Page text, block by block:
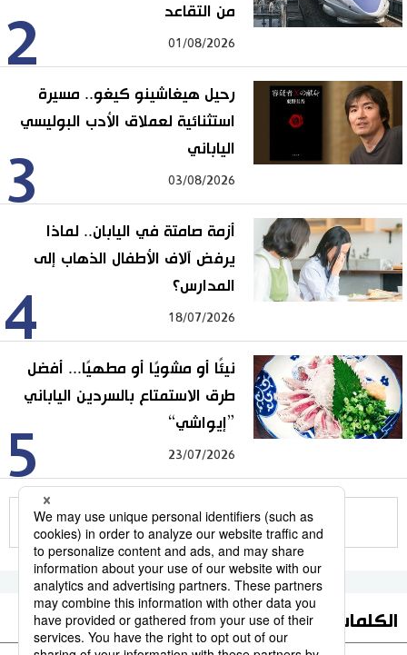
2
من التقاعد
01/08/2026
3
رحيل هيغاشينو كيغو.. مسيرة
استثنائية لعملاق الأدب البوليسي
الياباني
03/08/2026
4
أزمة صامتة في اليابان.. لماذا
يرفض آلاف الأطفال الذهاب إلى
المدارس؟
18/07/2026
5
نيئًا أو مشويًا أو مطهيًا... أفضل
طرق الاستمتاع بالسردين الياباني
”إيواشي“
23/07/2026
للمزيد
الكلمات الأكثر بحثا